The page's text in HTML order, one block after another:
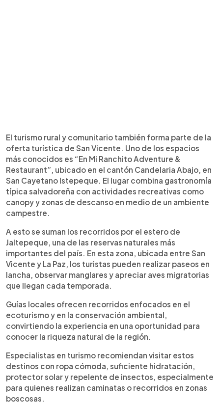
El turismo rural y comunitario también forma parte de la
oferta turística de San Vicente. Uno de los espacios
más conocidos es “En Mi Ranchito Adventure &
Restaurant”, ubicado en el cantón Candelaria Abajo, en
San Cayetano Istepeque. El lugar combina gastronomía
típica salvadoreña con actividades recreativas como
canopy y zonas de descanso en medio de un ambiente
campestre.
A esto se suman los recorridos por el estero de
Jaltepeque, una de las reservas naturales más
importantes del país. En esta zona, ubicada entre San
Vicente y La Paz, los turistas pueden realizar paseos en
lancha, observar manglares y apreciar aves migratorias
que llegan cada temporada.
Guías locales ofrecen recorridos enfocados en el
ecoturismo y en la conservación ambiental,
convirtiendo la experiencia en una oportunidad para
conocer la riqueza natural de la región.
Especialistas en turismo recomiendan visitar estos
destinos con ropa cómoda, suficiente hidratación,
protector solar y repelente de insectos, especialmente
para quienes realizan caminatas o recorridos en zonas
boscosas.